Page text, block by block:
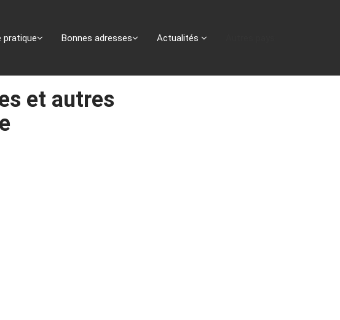
pratique Bonnes adresses Actualités
et autres